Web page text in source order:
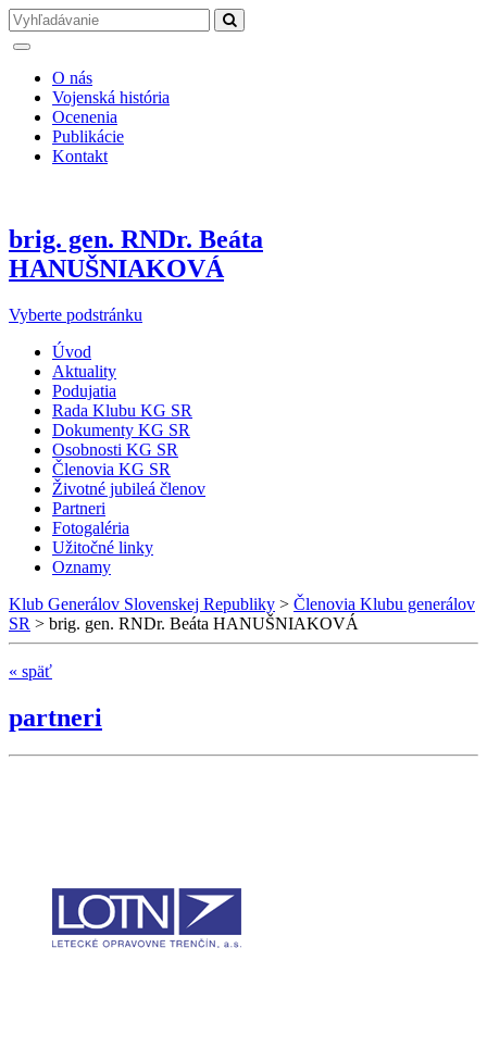
O nás
Vojenská história
Ocenenia
Publikácie
Kontakt
brig. gen. RNDr. Beáta
HANUŠNIAKOVÁ
Vyberte podstránku
Úvod
Aktuality
Podujatia
Rada Klubu KG SR
Dokumenty KG SR
Osobnosti KG SR
Členovia KG SR
Životné jubileá členov
Partneri
Fotogaléria
Užitočné linky
Oznamy
Klub Generálov Slovenskej Republiky > Členovia Klubu generálov
SR > brig. gen. RNDr. Beáta HANUŠNIAKOVÁ
« späť
partneri